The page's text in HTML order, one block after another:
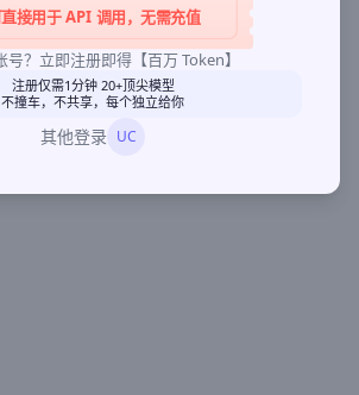
接用于 API 调用，无需充值
号？立即注册即得【百万 Token】
注册仅需1分钟 20+顶尖模型
不撞车，不共享，每个独立给你
其他登录 UC